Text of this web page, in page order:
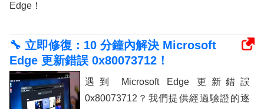
Edge！
🔧 立即修復：10 分鐘內解決 Microsoft
Edge 更新錯誤 0x80073712！
遇到 Microsoft Edge 更新錯誤
0x80073712？我們提供經過驗證的逐